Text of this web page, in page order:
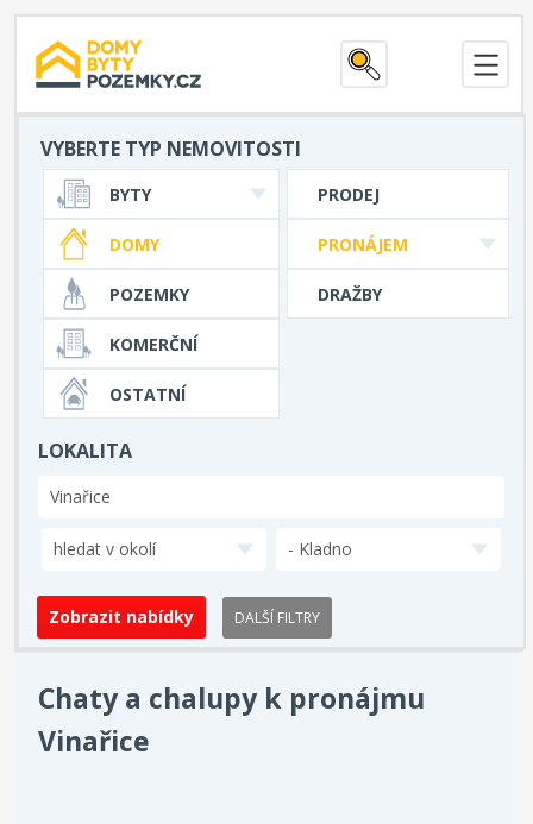
VYBERTE TYP NEMOVITOSTI
PRODEJ
PRONÁJEM
DRAŽBY
BYTY
DOMY
POZEMKY
KOMERČNÍ
OSTATNÍ
LOKALITA
hledat v okolí - Kladno
DALŠÍ FILTRY
Chaty a chalupy k pronájmu
Vinařice